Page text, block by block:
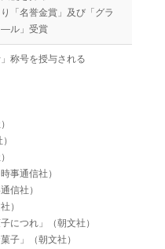
「名誉金賞」及び「グラ
―ル」受賞
称号を授与される
事通信社）
信社）
）
につれ」（朝文社）
子」（朝文社）